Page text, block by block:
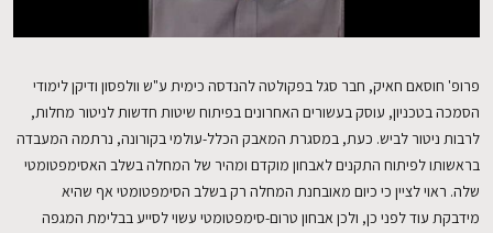
פרופ' חוסאם חאיק, חבר סגל בפקולטה להנדסה כימית ע"ש וולפסון ודיקן לימודי
הסמכה בטכניון, עוסק בעשורים האחרונים בפיתוח שיטות חדשות לניטור מחלות,
לרבות ניטור לביש. כעת, במסגרת המאבק הכלל-עולמי בקורונה, נרתמה המעבדה
בראשותו לפיתוח התקנים לאבחון מוקדם ומהיר של המחלה בשלב האסימפטומטי
שלה. ראוי לציין כי כיום מאובחנת המחלה רק בשלב הסימפטומטי אף שהיא
מידבקת עוד לפני כן, ולכן אבחון טרום-סימפטומטי עשוי לסייע בבלימת המגפה